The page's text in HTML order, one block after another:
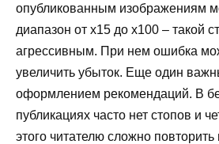
опубликованным изображениям
диапазон от x15 до x100 – такой
агрессивным. При нем ошибка
увеличить убыток. Еще один
оформлением рекомендаций. В
публикациях часто нет стопов и
этого читателю сложно